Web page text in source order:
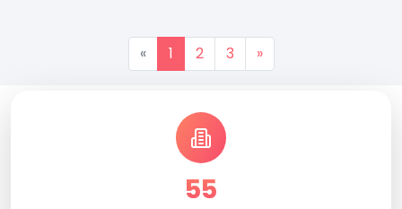
« 1 2 3 »
55